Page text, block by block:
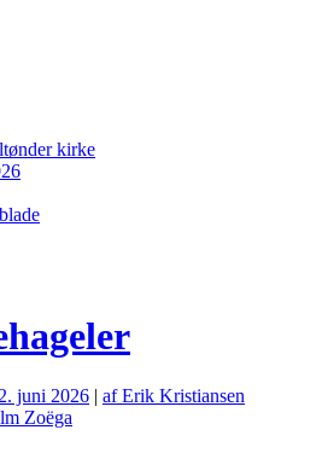
kirke
juni 2026 | af Erik Kristiansen